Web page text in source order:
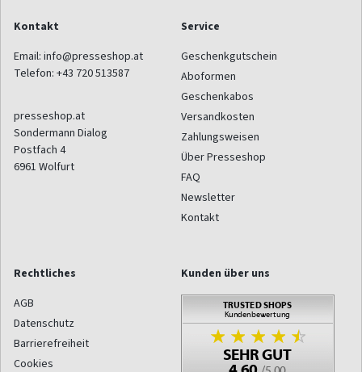
Kontakt
Email: info@presseshop.at
Telefon: +43 720 513587
presseshop.at
Sondermann Dialog
Postfach 4
6961 Wolfurt
Service
Geschenkgutschein
Aboformen
Geschenkabos
Versandkosten
Zahlungsweisen
Über Presseshop
FAQ
Newsletter
Kontakt
Rechtliches
AGB
Datenschutz
Barrierefreiheit
Cookies
Kunden über uns